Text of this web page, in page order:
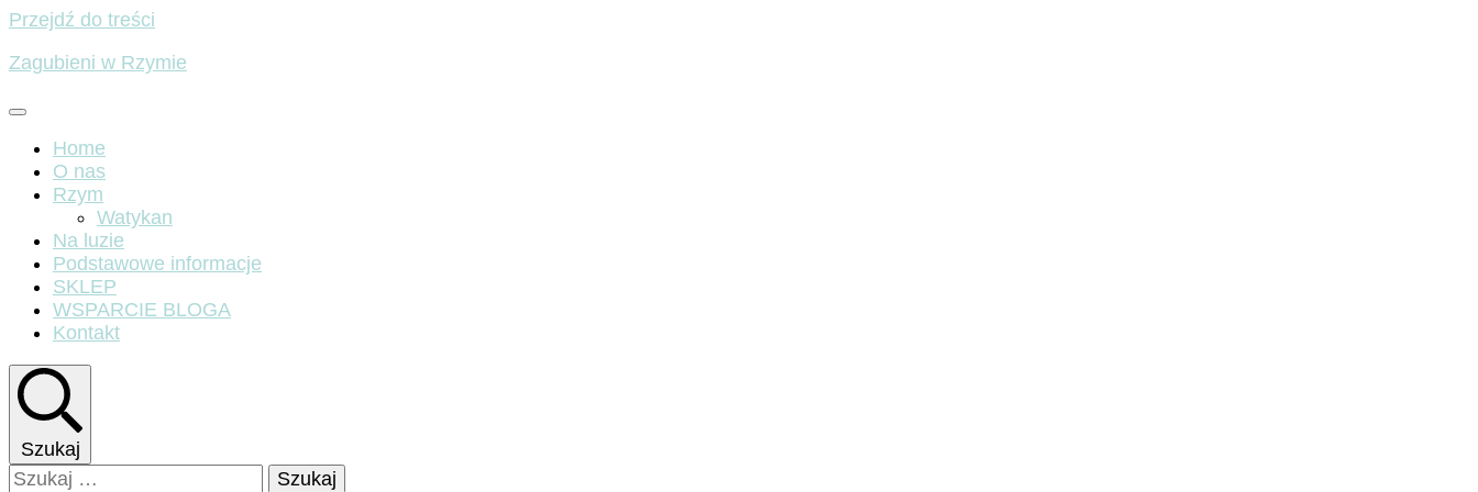
Przejdź do treści
Zagubieni w Rzymie
Home
O nas
Rzym
Watykan
Na luzie
Podstawowe informacje
SKLEP
WSPARCIE BLOGA
Kontakt
Szukaj
Szukaj: